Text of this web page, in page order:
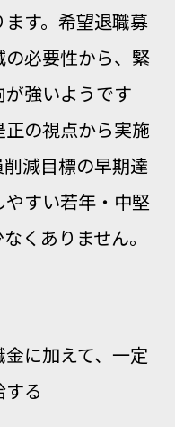
す。希望退職募
必要性から、緊
強いようです
の視点から実施
減目標の早期達
すい若年・中堅
くありません。
に加えて、一定
る